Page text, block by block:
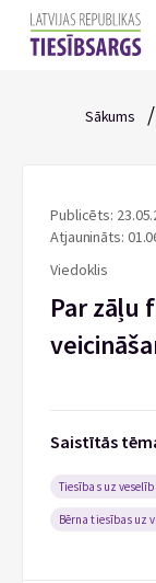
Sākums /
Publicēts:
Atjaunināts:
Viedoklis
Par zāļu
Saistītās
Tiesības uz
Bērna tiesības uz